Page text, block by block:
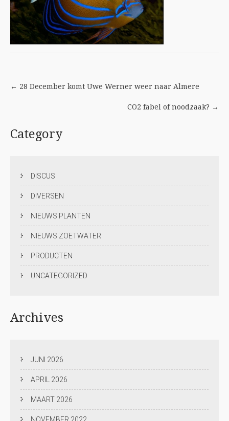
Post
← 28 December komt Uwe Werner weer naar Almere
CO2 fabel of noodzaak? →
Category
DISCUS
DIVERSEN
NIEUWS PLANTEN
NIEUWS ZOETWATER
PRODUCTEN
UNCATEGORIZED
Archives
JUNI 2026
APRIL 2026
MAART 2026